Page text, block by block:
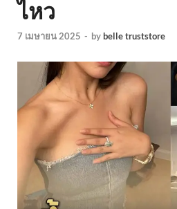
ไหว
7 เมษายน 2025 - bybelle truststore